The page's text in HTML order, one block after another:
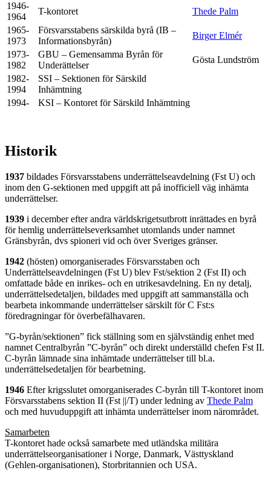
1946-
1964
T-kontoret
Thede Palm
1965-
1973
Försvarsstabens särskilda byrå (IB –
Informationsbyrån)
Birger Elmér
1973-
1982
GBU – Gemensamma Byrån för
Underättelser
Gösta Lundström
1982-
1994
SSI – Sektionen för Särskild
Inhämtning
1994-
KSI – Kontoret för Särskild Inhämtning
Historik
1937 bildades Försvarsstabens underrättelseavdelning (Fst U) och
inom den G-sektionen med uppgift att på inofficiell väg inhämta
underrättelser.
1939 i december efter andra världskrigetsutbrott inrättades en byrå
för hemlig underrättelseverksamhet utomlands under namnet
Gränsbyrån, dvs spioneri vid och över Sveriges gränser.
1942 (hösten) omorganiserades Försvarsstaben och
Underrättelseavdelningen (Fst U) blev Fst/sektion 2 (Fst II) och
omfattade både en inrikes- och en utrikesavdelning. En ny detalj,
underrättelsedetaljen, bildades med uppgift att sammanställa och
bearbeta inkommande underrättelser särskilt för C Fst:s
föredragningar för överbefälhavaren.
”G-byrån/sektionen” fick ställning som en självständig enhet med
namnet Centralbyrån ”C-byrån” och direkt underställd chefen Fst II.
C-byrån lämnade sina inhämtade underrättelser till bl.a.
underrättelsedetaljen för bearbetning.
1946 Efter krigsslutet omorganiserades C-byrån till T-kontoret inom
Försvarsstabens sektion II (Fst ||/T) under ledning av Thede Palm
och med huvuduppgift att inhämta underrättelser inom närområdet.
Samarbeten
T-kontoret hade också samarbete med utländska militära
underrättelseorganisationer i Norge, Danmark, Västtyskland
(Gehlen-organisationen), Storbritannien och USA.